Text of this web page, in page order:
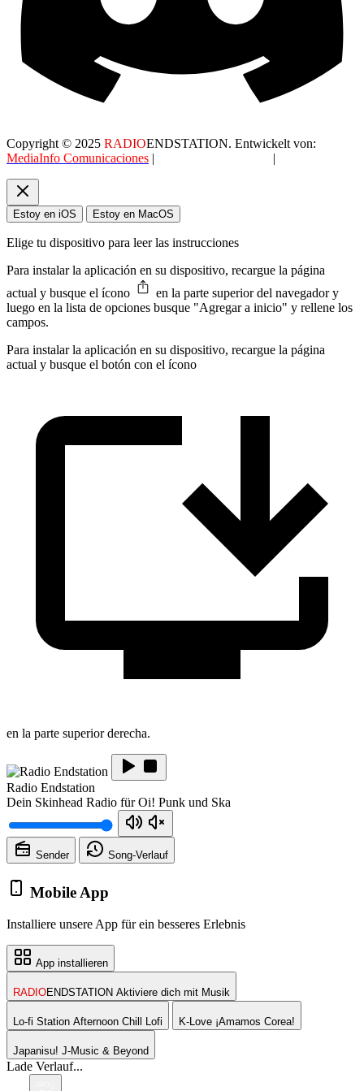
Copyright © 2025 RADIOENDSTATION. Entwickelt von:
MediaInfo Comunicaciones | |
Estoy en iOS Estoy en MacOS
Elige tu dispositivo para leer las instrucciones
Para instalar la aplicación en su dispositivo, recargue la página
actual y busque el ícono
en la parte superior del navegador y
luego en la lista de opciones busque "Agregar a inicio" y rellene los
campos.
Para instalar la aplicación en su dispositivo, recargue la página
actual y busque el botón con el ícono
en la parte superior derecha.
Radio Endstation
Dein Skinhead Radio für Oi! Punk und Ska
Sender Song-Verlauf
Mobile App
Installiere unsere App für ein besseres Erlebnis
App installieren
RADIOENDSTATION Aktiviere dich mit Musik
Lo-fi Station Afternoon Chill Lofi K-Love ¡Amamos Corea!
Japanisu! J-Music & Beyond
Lade Verlauf...